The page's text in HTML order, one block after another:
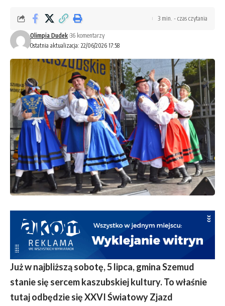
Ostatnia aktualizacja: 22/06/2026 17:58
Olimpia Dudek 36 komentarzy
3 min. - czas czytania
Już w najbliższą sobotę, 5 lipca, gmina Szemud
stanie się sercem kaszubskiej kultury. To właśnie
tutaj odbędzie się XXVI Światowy Zjazd